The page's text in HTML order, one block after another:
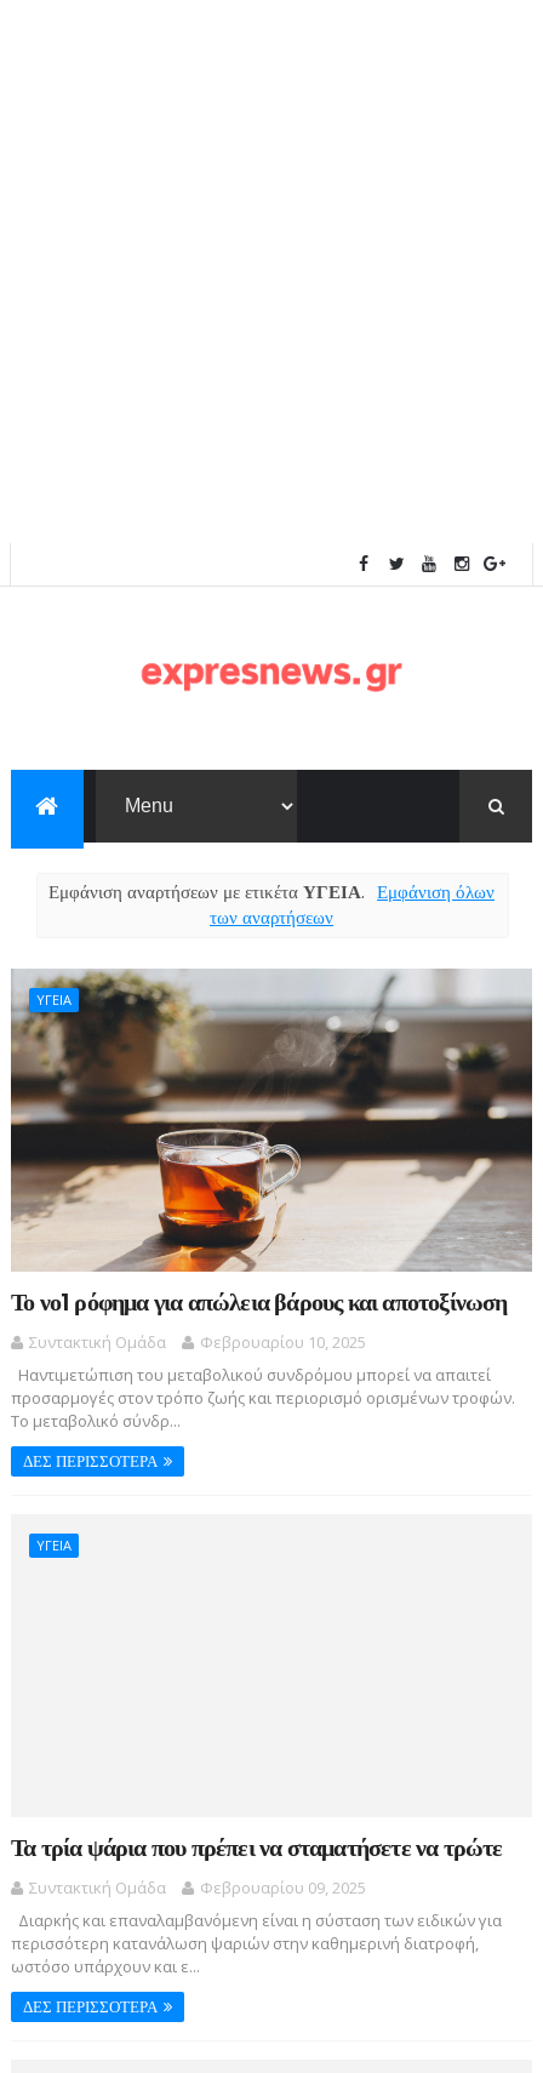
Εμφάνιση αναρτήσεων με ετικέταΥΓΕΙΑ. Εμφάνιση όλων
των αναρτήσεων
ΥΓΕΙΑ
Το νο1 ρόφημα για απώλεια βάρους και αποτοξίνωση
Συντακτική Ομάδα
Φεβρουαρίου 10, 2025
Ηαντιμετώπιση του μεταβολικού συνδρόμου μπορεί να απαιτεί
προσαρμογές στον τρόπο ζωής και περιορισμό ορισμένων τροφών.
Το μεταβολικό σύνδρ...
ΔΕΣ ΠΕΡΙΣΣΟΤΕΡΑ
ΥΓΕΙΑ
Τα τρία ψάρια που πρέπει να σταματήσετε να τρώτε
Συντακτική Ομάδα
Φεβρουαρίου 09, 2025
Διαρκής και επαναλαμβανόμενη είναι η σύσταση των ειδικών για
περισσότερη κατανάλωση ψαριών στην καθημερινή διατροφή,
ωστόσο υπάρχουν και ε...
ΔΕΣ ΠΕΡΙΣΣΟΤΕΡΑ